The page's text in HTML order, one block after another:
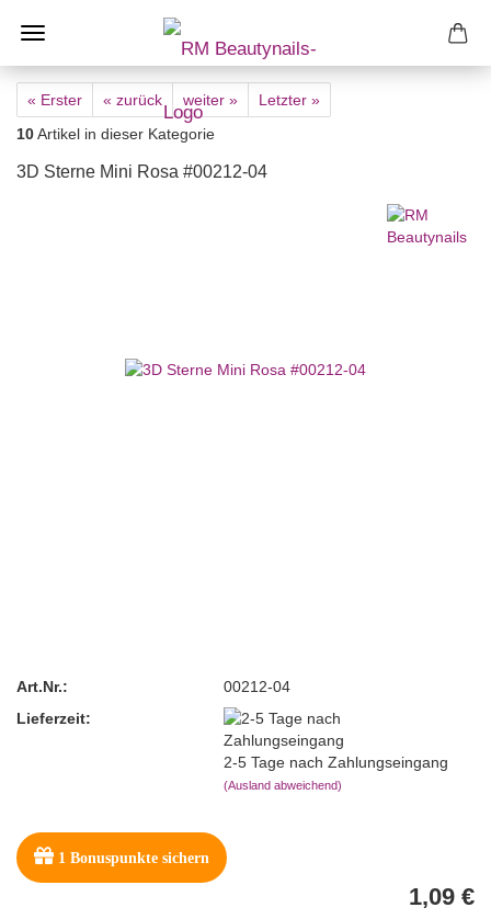
« Erster « zurück weiter »
Letzter »
10Artikel in dieser Kategorie
3D Sterne Mini Rosa #00212-04
Art.Nr.:
00212-04
Lieferzeit:
2-5 Tage nach Zahlungseingang
(Ausland abweichend)
1 Bonuspunkte sichern
1,09 €